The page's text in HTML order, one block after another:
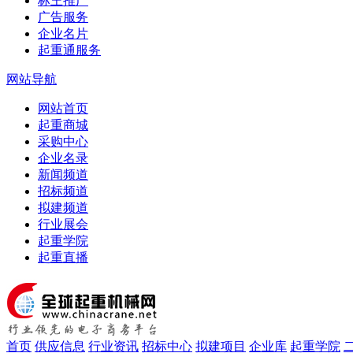
广告服务
企业名片
起重通服务
网站导航
网站首页
起重商城
采购中心
企业名录
新闻频道
招标频道
拟建频道
行业展会
起重学院
起重直播
首页 供应信息 行业资讯 招标中心 拟建项目 企业库 起重学院